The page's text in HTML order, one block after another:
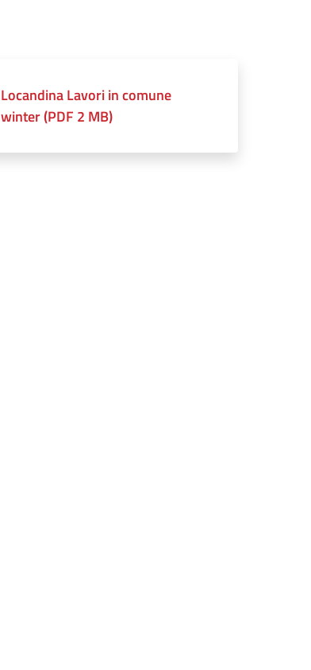
Locandina Lavori in comune
winter (PDF 2 MB)